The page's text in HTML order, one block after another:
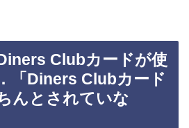
Clubカードが使
「Diners Clubカード
んとされていな